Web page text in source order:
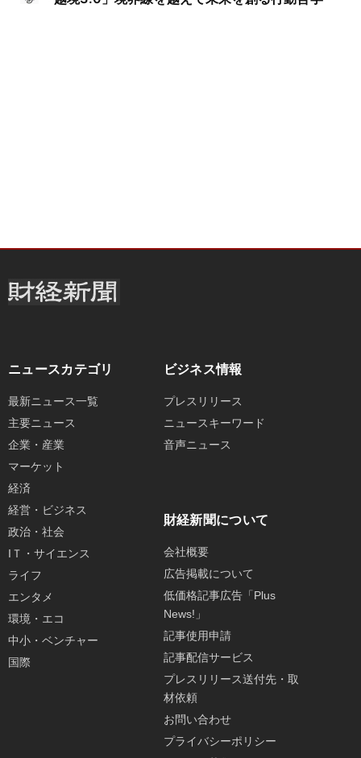
ニュースカテゴリ
最新ニュース一覧
主要ニュース
企業・産業
マーケット
経済
経営・ビジネス
政治・社会
IＴ・サイエンス
ライフ
エンタメ
環境・エコ
中小・ベンチャー
国際
ビジネス情報
プレスリリース
ニュースキーワード
音声ニュース
財経新聞について
会社概要
広告掲載について
低価格記事広告「Plus
News!」
記事使用申請
記事配信サービス
プレスリリース送付先・取
材依頼
お問い合わせ
プライバシーポリシー